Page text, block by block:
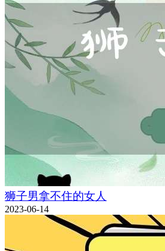
狮子男拿不住的女人
2023-06-14